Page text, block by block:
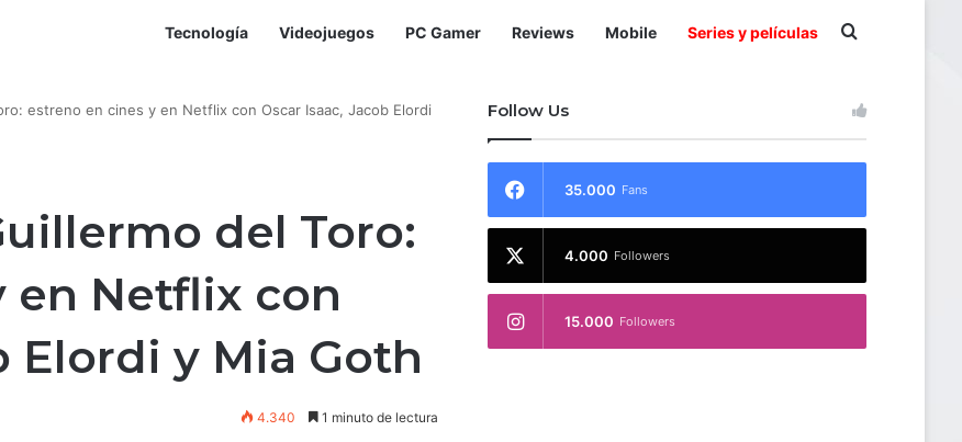
Tecnología Videojuegos PC Gamer Reviews Mobile Series y películas
estreno en cines y en Netflix con Oscar Isaac, Jacob Elordi
del Toro:
en Netflix con
Elordi y Mia Goth
4.340 1 minuto de lectura
Follow Us
35.000 Fans
4.000 Followers
15.000 Followers